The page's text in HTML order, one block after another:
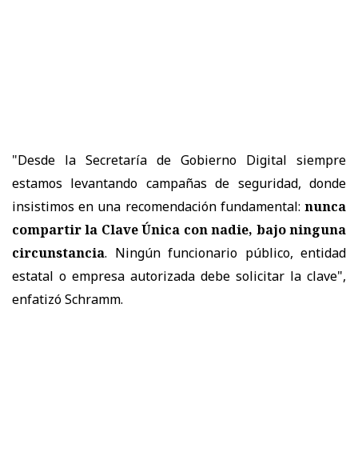
"Desde la Secretaría de Gobierno Digital siempre
estamos levantando campañas de seguridad, donde
insistimos en una recomendación fundamental: nunca
compartir la Clave Única con nadie, bajo ninguna
circunstancia. Ningún funcionario público, entidad
estatal o empresa autorizada debe solicitar la clave",
enfatizó Schramm.